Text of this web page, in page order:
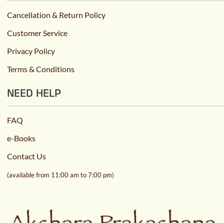
Cancellation & Return Policy
Customer Service
Privacy Policy
Terms & Conditions
NEED HELP
FAQ
e-Books
Contact Us
(available from 11:00 am to 7:00 pm)